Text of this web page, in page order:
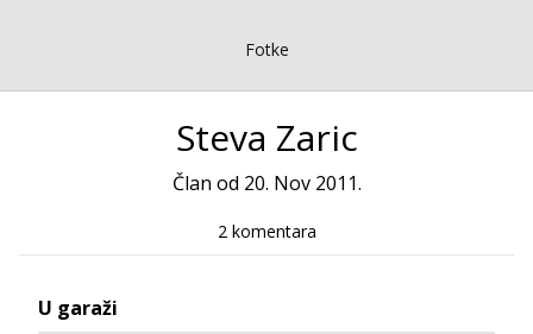
Fotke
Steva Zaric
Član od 20. Nov 2011.
2 komentara
U garaži